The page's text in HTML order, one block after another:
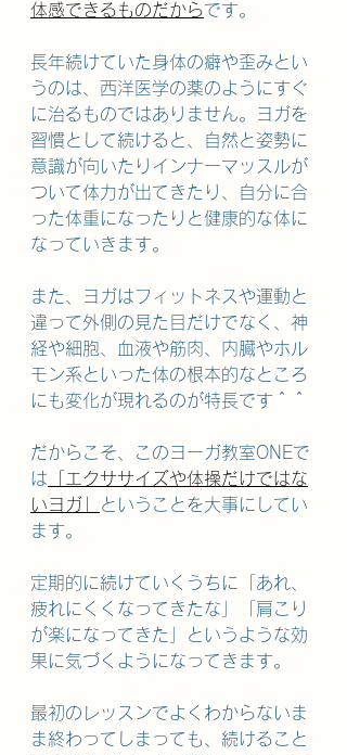
体感できるものだからです。
長年続けていた身体の癖や歪みとい
うのは、西洋医学の薬のようにすぐ
に治るものではありません。ヨガを
習慣として続けると、自然と姿勢に
意識が向いたりインナーマッスルが
ついて体力が出てきたり、自分に合
った体重になったりと健康的な体に
なっていきます。
また、ヨガはフィットネスや運動と
違って外側の見た目だけでなく、神
経や細胞、血液や筋肉、内臓やホル
モン系といった体の根本的なところ
にも変化が現れるのが特長です＾＾
だからこそ、このヨーガ教室ONEで
は 「エクササイズや体操だけではな
いヨガ」
ということを大事にしてい
ます。
定期的に続けていくうちに「あれ、
疲れにくくなってきたな」「肩こり
が楽になってきた」というような効
果に気づくようになってきます。
最初のレッスンでよくわからないま
ま終わってしまっても、続けること